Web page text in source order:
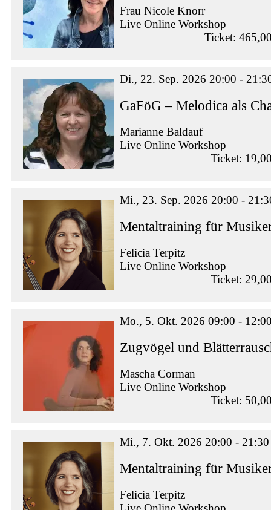
Frau Nicole Knorr
Live Online Workshop
Ticket:
Di., 22. Sep. 2026 20:00 -
GaFöG – Melodica als
Marianne Baldauf
Live Online Workshop
Ticket:
Mi., 23. Sep. 2026 20:00 -
Mentaltraining für
Felicia Terpitz
Live Online Workshop
Ticket:
Mo., 5. Okt. 2026 09:00 -
Zugvögel und
Mascha Corman
Live Online Workshop
Ticket:
Mi., 7. Okt. 2026 20:00 - 21:30
Mentaltraining für
Felicia Terpitz